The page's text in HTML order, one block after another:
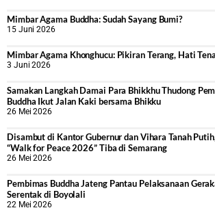
Mimbar Agama Buddha: Sudah Sayang Bumi?
15 Juni 2026
Mimbar Agama Khonghucu: Pikiran Terang, Hati
3 Juni 2026
Samakan Langkah Damai Para Bhikkhu Thudong
Buddha Ikut Jalan Kaki bersama Bhikku
26 Mei 2026
Disambut di Kantor Gubernur dan Vihara Tanah
“Walk for Peace 2026” Tiba di Semarang
26 Mei 2026
‎Pembimas Buddha Jateng Pantau Pelaksanaan
Serentak di Boyolali
22 Mei 2026